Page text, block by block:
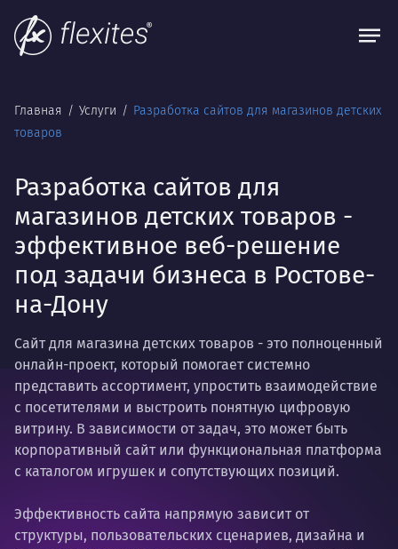
Главная Услуги
Разработка сайтов для магазинов детских
товаров
Разработка сайтов для
магазинов детских товаров -
эффективное веб-решение
под задачи бизнеса в Ростове-
на-Дону
Сайт для магазина детских товаров - это полноценный
онлайн-проект, который помогает системно
представить ассортимент, упростить взаимодействие
с посетителями и выстроить понятную цифровую
витрину. В зависимости от задач, это может быть
корпоративный сайт или функциональная платформа
с каталогом игрушек и сопутствующих позиций.
Эффективность сайта напрямую зависит от
структуры, пользовательских сценариев, дизайна и